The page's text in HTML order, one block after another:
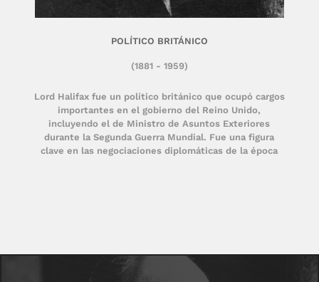
Lord Halifax fue un político británico que ocupó cargos
importantes en el gobierno del Reino Unido,
incluyendo el de Ministro de Asuntos Exteriores
durante la Segunda Guerra Mundial. Fue una figura
clave en las negociaciones diplomáticas de la época
(1881 - 1959)
POLÍTICO BRITÁNICO